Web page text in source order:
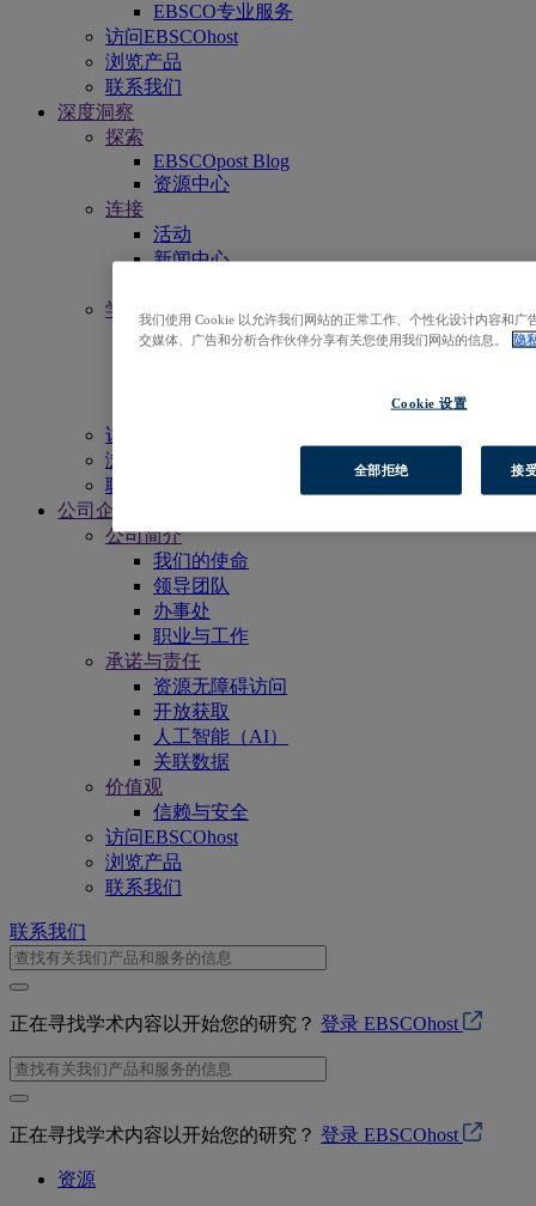
EBSCO专业服务
访问EBSCOhost
浏览产品
联系我们
深度洞察
探索
EBSCOpost Blog
资源中心
连接
活动
新闻中心
学习
获得更多支持
访问EBSCOhost
浏览产品
联系我们
公司企业
公司简介
我们的使命
领导团队
办事处
职业与工作
承诺与责任
资源无障碍访问
开放获取
人工智能（AI）
关联数据
价值观
信赖与安全
访问EBSCOhost
浏览产品
联系我们
联系我们
正在寻找学术内容以开始您的研究？ 登录 EBSCOhost
正在寻找学术内容以开始您的研究？ 登录 EBSCOhost
资源
我们使用 Cookie 以允许我们网站的正常工作、个性化设计内容和
交媒体、广告和分析合作伙伴分享有关您使用我们网站的信息。
隐
Cookie 设置
全部拒绝 接